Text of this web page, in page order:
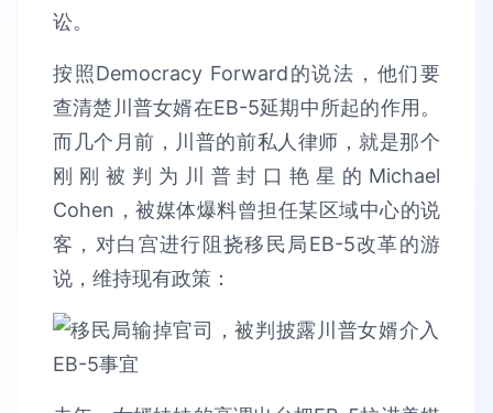
讼。
按照Democracy Forward的说法，他们要
查清楚川普女婿在EB-5延期中所起的作用。
而几个月前，川普的前私人律师，就是那个
刚刚被判为川普封口艳星的Michael
Cohen，被媒体爆料曾担任某区域中心的说
客，对白宫进行阻挠移民局EB-5改革的游
说，维持现有政策：